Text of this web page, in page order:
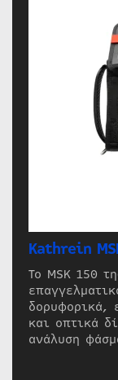
Kathrein
Το MSK 150
δορυφορικά,
και οπτικά
ανάλυση